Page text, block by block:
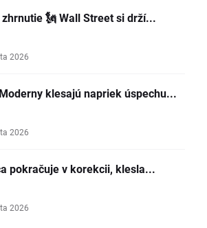
zhrnutie 🗽 Wall Street si drží...
2026
klesajú napriek úspechu...
2026
pokračuje v korekcii, klesla...
2026